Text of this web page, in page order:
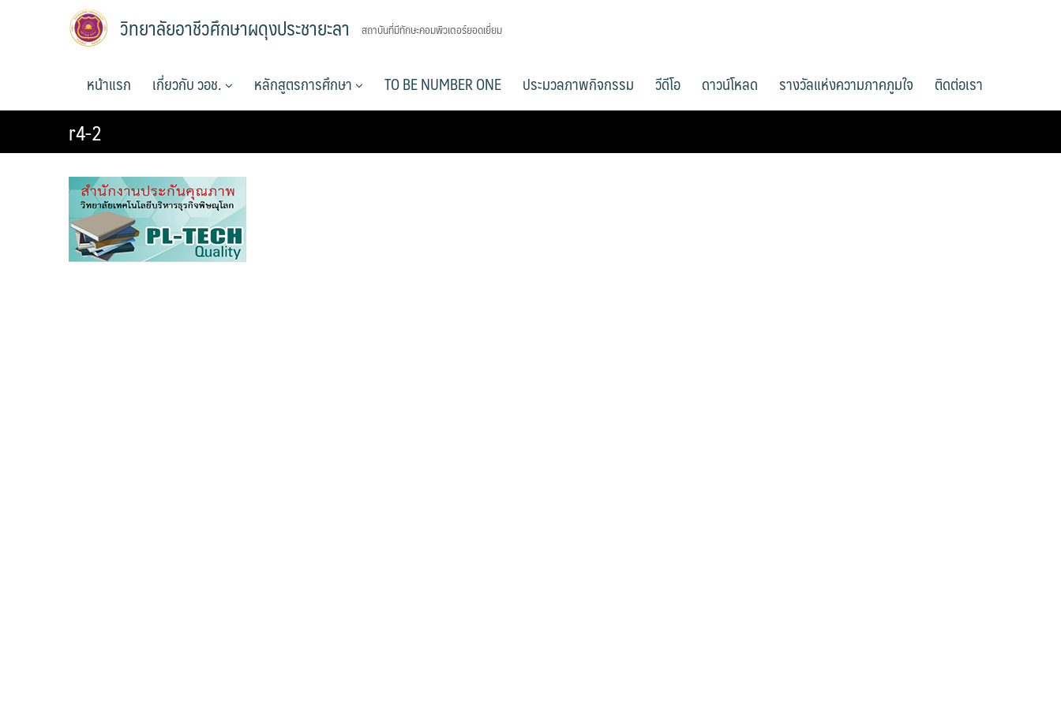
วิทยาลัยอาชีวศึกษาผดุงประชายะลา สถาบันที่มีทักษะคอมพิวเตอร์ยอดเยี่ยม
หน้าแรก เกี่ยวกับ วอช. หลักสูตรการศึกษา TO BE NUMBER ONE ประมวลภาพกิจกรรม วีดีโอ ดาวน์โหลด รางวัลแห่งความภาคภูมใจ ติดต่อเรา
r4-2